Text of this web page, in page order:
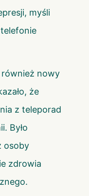
myśli
również nowy
że
z teleporad
Było
osoby
zdrowia